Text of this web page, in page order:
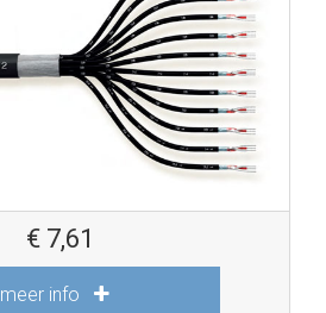
€ 7,61
meer info